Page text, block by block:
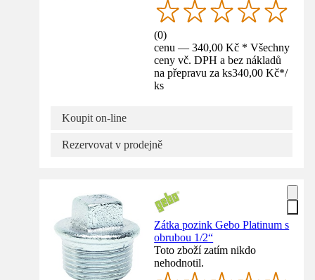
(0)
cenu — 340,00 Kč * Všechny
ceny vč. DPH a bez nákladů
na přepravu za ks340,00 Kč*/
ks
Koupit on-line
Rezervovat v prodejně
Zátka pozink Gebo Platinum s
obrubou 1/2“
Toto zboží zatím nikdo
nehodnotil.